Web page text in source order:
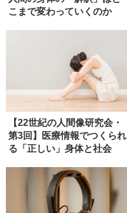
こまで変わっていくのか
【22世紀の人間像研究会・
第3回】医療情報でつくられ
る「正しい」身体と社会